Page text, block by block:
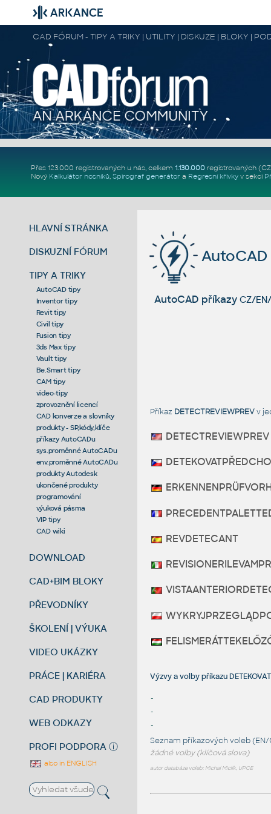
CAD FÓRUM - TIPY A TRIKY | UTILITY | DISKUZE | BLOKY |
Přes 123.000 registrovaných u nás, celkem 1.130.000registrovaných
Nový Kalkulátor nosníků, Spirograf generátor a Regresní křivkyv sekci
HLAVNÍ STRÁNKA
DISKUZNÍ FÓRUM
TIPY A TRIKY
AutoCAD tipy
Inventor tipy
Revit tipy
Civil tipy
Fusion tipy
3ds Max tipy
Vault tipy
Be.Smart tipy
CAM tipy
video-tipy
zprovoznění licencí
CAD konverze a slovníky
produkty - SP,kódy,klíče
příkazy AutoCADu
sys.proměnné AutoCADu
env.proměnné AutoCADu
produkty Autodesk
ukončené produkty
programování
výuková pásma
VIP tipy
CAD wiki
DOWNLOAD
CAD+BIM BLOKY
PŘEVODNÍKY
ŠKOLENÍ | VÝUKA
VIDEO UKÁZKY
PRÁCE | KARIÉRA
CAD PRODUKTY
WEB ODKAZY
PROFI PODPORA ⓘ
also in ENGLISH
AutoCAD
AutoCAD příkazy CZ/
Příkaz DETECTREVIEWPREVv
DETECTREVIEWPREV
REVDETECANT
Výzvy a volby příkazu
-
-
-
Seznam příkazových voleb (EN/
žádné volby (klíčová slova)
autor databáze voleb: Michal Miclík, UPCE